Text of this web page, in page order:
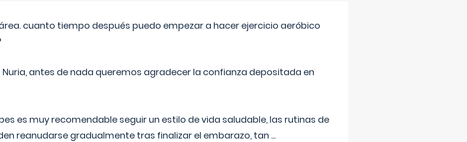
cuanto tiempo después puedo empezar a hacer ejercicio aeróbico
Nuria, antes de nada queremos agradecer la confianza depositada en
es muy recomendable seguir un estilo de vida saludable, las rutinas de
reanudarse gradualmente tras finalizar el embarazo, tan ...